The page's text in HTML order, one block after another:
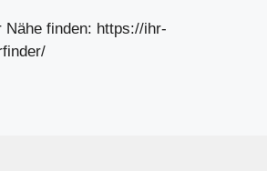
Nähe finden: https://ihr-